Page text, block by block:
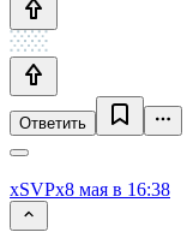
Ответить
xSVPx8 мая в 16:38